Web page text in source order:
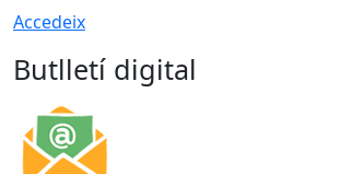
Accedeix
Butlletí digital